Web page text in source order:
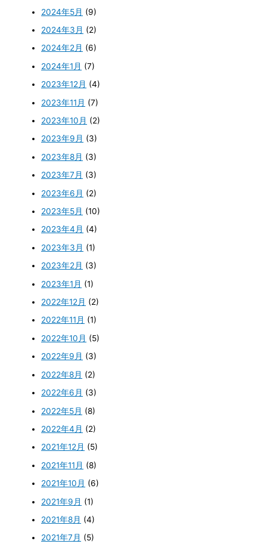
2024年5月 (9)
2024年3月 (2)
2024年2月 (6)
2024年1月 (7)
2023年12月 (4)
2023年11月 (7)
2023年10月 (2)
2023年9月 (3)
2023年8月 (3)
2023年7月 (3)
2023年6月 (2)
2023年5月 (10)
2023年4月 (4)
2023年3月 (1)
2023年2月 (3)
2023年1月 (1)
2022年12月 (2)
2022年11月 (1)
2022年10月 (5)
2022年9月 (3)
2022年8月 (2)
2022年6月 (3)
2022年5月 (8)
2022年4月 (2)
2021年12月 (5)
2021年11月 (8)
2021年10月 (6)
2021年9月 (1)
2021年8月 (4)
2021年7月 (5)